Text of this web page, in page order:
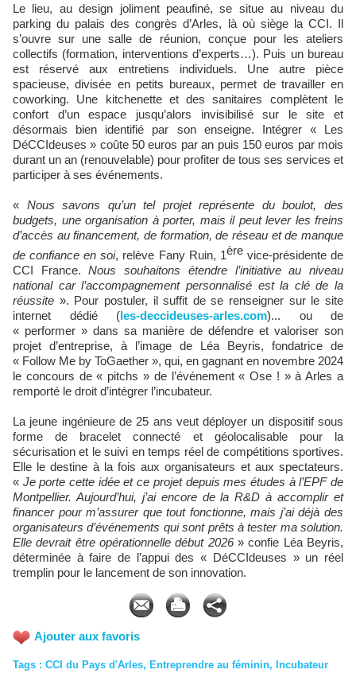
Le lieu, au design joliment peaufiné, se situe au niveau du
parking du palais des congrès d’Arles, là où siège la CCI. Il
s’ouvre sur une salle de réunion, conçue pour les ateliers
collectifs (formation, interventions d’experts…). Puis un bureau
est réservé aux entretiens individuels. Une autre pièce
spacieuse, divisée en petits bureaux, permet de travailler en
coworking. Une kitchenette et des sanitaires complètent le
confort d’un espace jusqu’alors invisibilisé sur le site et
désormais bien identifié par son enseigne. Intégrer « Les
DéCCIdeuses » coûte 50 euros par an puis 150 euros par mois
durant un an (renouvelable) pour profiter de tous ses services et
participer à ses événements.
« Nous savons qu’un tel projet représente du boulot, des
budgets, une organisation à porter, mais il peut lever les freins
d’accès au financement, de formation, de réseau et de manque
de confiance en soi, relève Fany Ruin, 1èrevice-présidente de
CCI France. Nous souhaitons étendre l’initiative au niveau
national car l’accompagnement personnalisé est la clé de la
réussite ». Pour postuler, il suffit de se renseigner sur le site
internet dédié (les-deccideuses-arles.com)... ou de
« performer » dans sa manière de défendre et valoriser son
projet d’entreprise, à l’image de Léa Beyris, fondatrice de
« Follow Me by ToGaether », qui, en gagnant en novembre 2024
le concours de « pitchs » de l’événement « Ose ! » à Arles a
remporté le droit d’intégrer l’incubateur.
La jeune ingénieure de 25 ans veut déployer un dispositif sous
forme de bracelet connecté et géolocalisable pour la
sécurisation et le suivi en temps réel de compétitions sportives.
Elle le destine à la fois aux organisateurs et aux spectateurs.
« Je porte cette idée et ce projet depuis mes études à l’EPF de
Montpellier. Aujourd’hui, j’ai encore de la R&D à accomplir et
financer pour m’assurer que tout fonctionne, mais j’ai déjà des
organisateurs d’événements qui sont prêts à tester ma solution.
Elle devrait être opérationnelle début 2026» confie Léa Beyris,
déterminée à faire de l’appui des « DéCCIdeuses » un réel
tremplin pour le lancement de son innovation.
Ajouter aux favoris
Tags : CCI du Pays d'Arles, Entreprendre au féminin, Incubateur